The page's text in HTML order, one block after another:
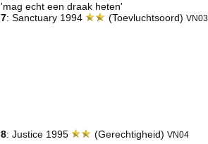
'mag echt een draak heten'
7: Sanctuary 1994 (Toevluchtsoord) VN03
8: Justice 1995 (Gerechtigheid) VN04